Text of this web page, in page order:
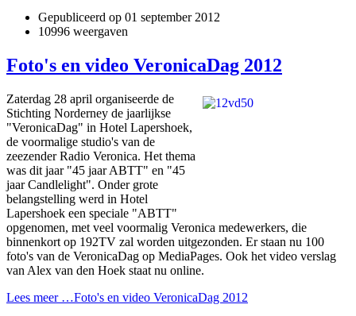
Gepubliceerd op 01 september 2012
10996 weergaven
Foto's en video VeronicaDag 2012
Zaterdag 28 april organiseerde de
Stichting Norderney de jaarlijkse
"VeronicaDag" in Hotel Lapershoek,
de voormalige studio's van de
zeezender Radio Veronica. Het thema
was dit jaar "45 jaar ABTT" en "45
jaar Candlelight". Onder grote
belangstelling werd in Hotel
Lapershoek een speciale "ABTT"
opgenomen, met veel voormalig Veronica medewerkers, die
binnenkort op 192TV zal worden uitgezonden. Er staan nu 100
foto's van de VeronicaDag op MediaPages. Ook het video verslag
van Alex van den Hoek staat nu online.
Lees meer …Foto's en video VeronicaDag 2012